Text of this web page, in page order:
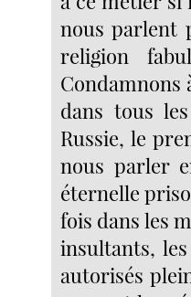
nous parlent
religion
Condamnons
dans tous
Russie, le
nous parler
éternelle
fois dans les
insultants,
autorisés